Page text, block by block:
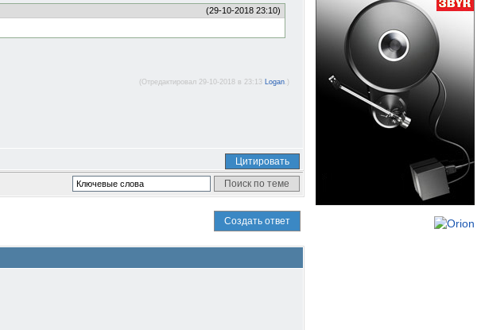
(29-10-2018 23:10)
(Отредактировал 29-10-2018 в 23:13 Logan.)
Цитировать
Создать ответ